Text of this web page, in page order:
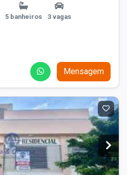
5 banheiros 3 vagas
Mensagem